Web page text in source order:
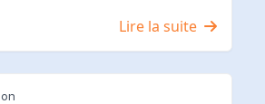
Lire la suite